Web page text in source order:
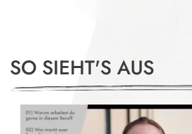
SO SIEHT'S AUS
Slide 1 of 4